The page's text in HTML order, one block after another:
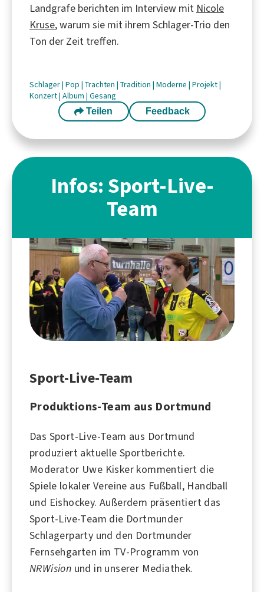
Landgrafe berichten im Interview mit Nicole
Kruse, warum sie mit ihrem Schlager-Trio den
Ton der Zeit treffen.
Schlager| Pop | Trachten | Tradition | Moderne | Projekt|
Konzert| Album | Gesang
Teilen Feedback
Infos: Sport-Live-
Team
Sport-Live-Team
Produktions-Team aus Dortmund
Das Sport-Live-Team aus Dortmund
produziert aktuelle Sportberichte.
Moderator Uwe Kisker kommentiert die
Spiele lokaler Vereine aus Fußball, Handball
und Eishockey. Außerdem präsentiert das
Sport-Live-Team die Dortmunder
Schlagerparty und den Dortmunder
Fernsehgarten im TV-Programm von
NRWision und in unserer Mediathek.